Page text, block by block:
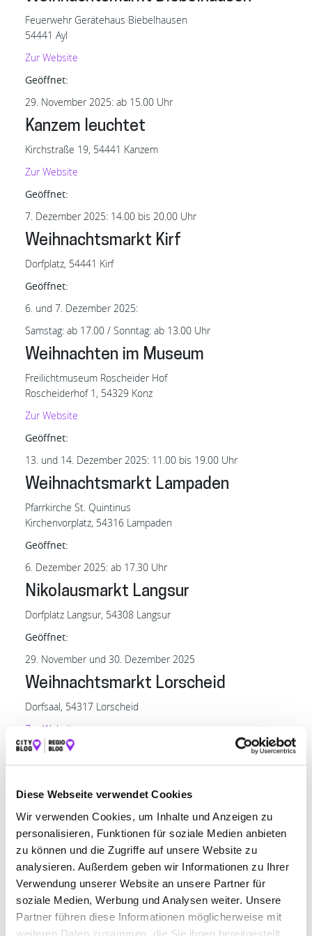
Diese Webseite verwendet Cookies
Wir verwenden Cookies, um Inhalte und Anzeigen zu
personalisieren, Funktionen für soziale Medien anbieten
zu können und die Zugriffe auf unsere Website zu
analysieren. Außerdem geben wir Informationen zu Ihrer
Verwendung unserer Website an unsere Partner für
soziale Medien, Werbung und Analysen weiter. Unsere
Partner führen diese Informationen möglicherweise mit
weiteren Daten zusammen, die Sie ihnen bereitgestellt
Feuerwehr Gerätehaus Biebelhausen
54441 Ayl
Zur Website
Geöffnet:
29. November 2025: ab 15.00 Uhr
Kanzem leuchtet
Kirchstraße 19, 54441 Kanzem
Zur Website
Geöffnet:
7. Dezember 2025: 14.00 bis 20.00 Uhr
Weihnachtsmarkt Kirf
Dorfplatz, 54441 Kirf
Geöffnet:
6. und 7. Dezember 2025:
Samstag: ab 17.00 / Sonntag: ab 13.00 Uhr
Weihnachten im Museum
Freilichtmuseum Roscheider Hof
Roscheiderhof 1, 54329 Konz
Zur Website
Geöffnet:
13. und 14. Dezember 2025: 11.00 bis 19.00 Uhr
Weihnachtsmarkt Lampaden
Pfarrkirche St. Quintinus
Kirchenvorplatz, 54316 Lampaden
Geöffnet:
6. Dezember 2025: ab 17.30 Uhr
Nikolausmarkt Langsur
Dorfplatz Langsur, 54308 Langsur
Geöffnet:
29. November und 30. Dezember 2025
Weihnachtsmarkt Lorscheid
Dorfsaal, 54317 Lorscheid
Zur Website
Geöffnet:
Adventsmarkt Mertesdorf
Parkplatz Bürgerhaus, 54318 Mertesdorf
Zur Website
Geöffnet:
29. November 2025: ab 15. 00 Uhr
WeinNACHTSmarkt an der Stränz